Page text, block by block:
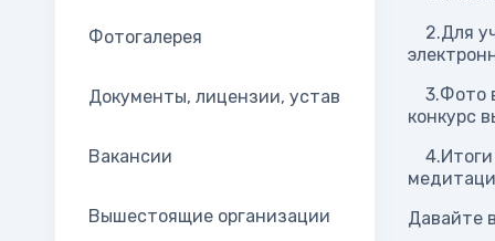
Фотогалерея
Документы, лицензии, устав
Вакансии
Вышестоящие организации
2.Для
3.Фото
конкурс
4.Итоги
Давайте